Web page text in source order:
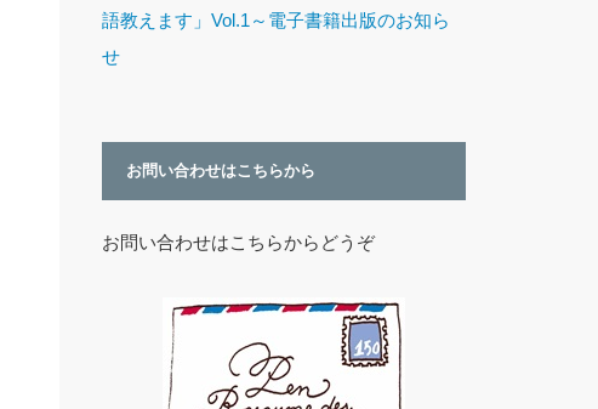
語教えます」Vol.1～電子書籍出版のお知ら
せ
お問い合わせはこちらから
お問い合わせはこちらからどうぞ